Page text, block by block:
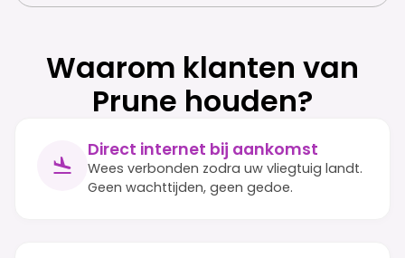
Waarom klanten van
Prune houden?
Direct internet bij aankomst
Wees verbonden zodra uw vliegtuig landt.
Geen wachttijden, geen gedoe.